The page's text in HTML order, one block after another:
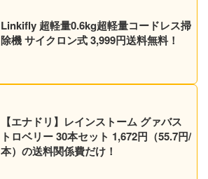
Linkifly 超軽量0.6kg超軽量コードレス掃
除機 サイクロン式 3,999円送料無料！
【エナドリ】レインストーム グァバス
トロベリー 30本セット 1,672円（55.7円/
本）の送料関係費だけ！